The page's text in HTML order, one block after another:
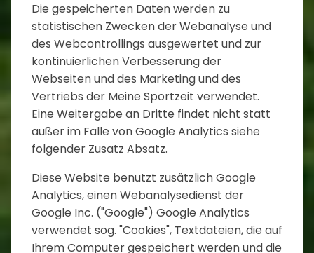
Die gespeicherten Daten werden zu
statistischen Zwecken der Webanalyse und
des Webcontrollings ausgewertet und zur
kontinuierlichen Verbesserung der
Webseiten und des Marketing und des
Vertriebs der Meine Sportzeit verwendet.
Eine Weitergabe an Dritte findet nicht statt
außer im Falle von Google Analytics siehe
folgender Zusatz Absatz.
Diese Website benutzt zusätzlich Google
Analytics, einen Webanalysedienst der
Google Inc. ("Google") Google Analytics
verwendet sog. "Cookies", Textdateien, die auf
Ihrem Computer gespeichert werden und die